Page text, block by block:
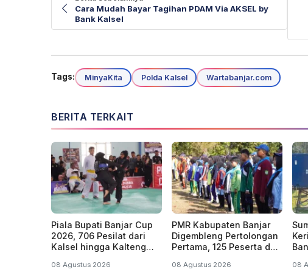
Cara Mudah Bayar Tagihan PDAM Via AKSEL by
Bank Kalsel
Tags: MinyaKita Polda Kalsel Wartabanjar.com
BERITA TERKAIT
Piala Bupati Banjar Cup
2026, 706 Pesilat dari
Kalsel hingga Kalteng
08 Agustus 2026
PMR Kabupaten Banjar
Digembleng Pertolongan
Pertama, 125 Peserta dari
08 Agustus 2026 08